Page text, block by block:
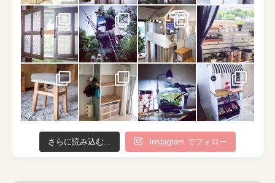
さらに読み込む... Instagram でフォロー